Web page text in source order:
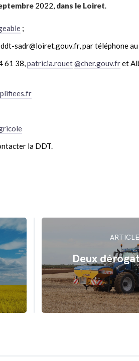
2022, dans le Loiret.
;
ddt-sadr@loiret.gouv.fr, par téléphone
61 38,patricia.rouet@cher.gouv.fret
la DDT.
Deux